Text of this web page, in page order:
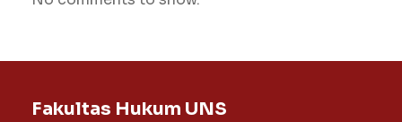
Fakultas Hukum UNS